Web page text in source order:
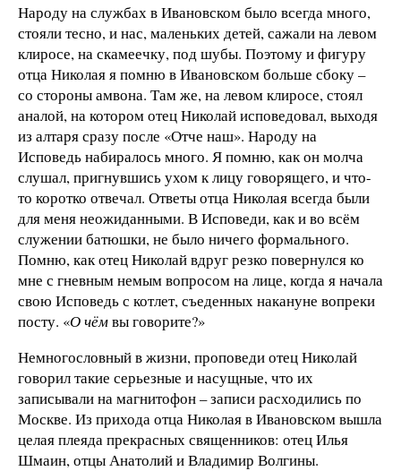
Народу на службах в Ивановском было всегда много,
стояли тесно, и нас, маленьких детей, сажали на левом
клиросе, на скамеечку, под шубы. Поэтому и фигуру
отца Николая я помню в Ивановском больше сбоку –
со стороны амвона. Там же, на левом клиросе, стоял
аналой, на котором отец Николай исповедовал, выходя
из алтаря сразу после «Отче наш». Народу на
Исповедь набиралось много. Я помню, как он молча
слушал, пригнувшись ухом к лицу говорящего, и что-
то коротко отвечал. Ответы отца Николая всегда были
для меня неожиданными. В Исповеди, как и во всём
служении батюшки, не было ничего формального.
Помню, как отец Николай вдруг резко повернулся ко
мне с гневным немым вопросом на лице, когда я начала
свою Исповедь с котлет, съеденных накануне вопреки
посту. «О чёмвы говорите?»
Немногословный в жизни, проповеди отец Николай
говорил такие серьезные и насущные, что их
записывали на магнитофон – записи расходились по
Москве. Из прихода отца Николая в Ивановском вышла
целая плеяда прекрасных священников: отец Илья
Шмаин, отцы Анатолий и Владимир Волгины.